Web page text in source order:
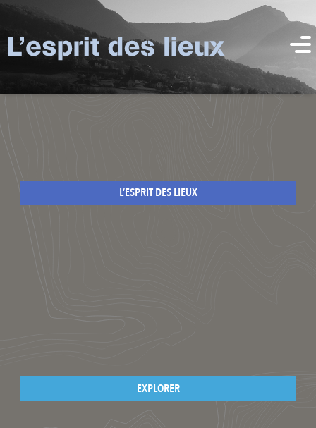
L’ESPRIT DES LIEUX
EXPLORER